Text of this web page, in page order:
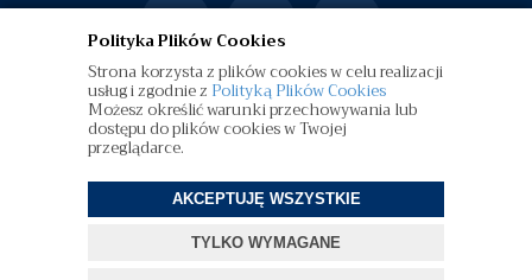
Polityka Plików Cookies
Strona korzysta z plików cookies w celu realizacji
usług i zgodnie z Polityką Plików Cookies
Możesz określić warunki przechowywania lub
dostępu do plików cookies w Twojej
przeglądarce.
AKCEPTUJĘ WSZYSTKIE
TYLKO WYMAGANE
diamenty.pl | Wszelkie Prawa Zastrzeżone